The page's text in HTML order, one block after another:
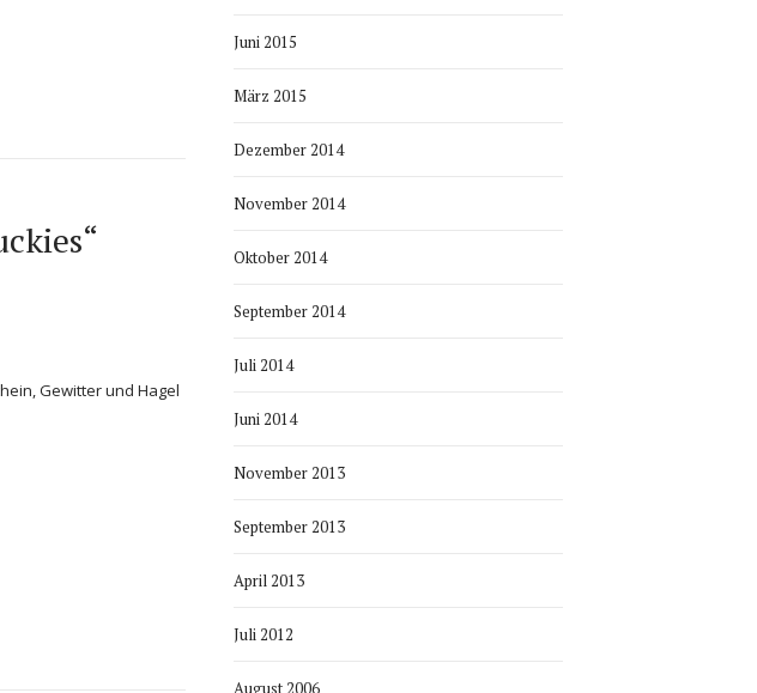
Gewitter und Hagel
Juni 2015
März 2015
Dezember 2014
November 2014
Oktober 2014
September 2014
Juli 2014
Juni 2014
November 2013
September 2013
April 2013
Juli 2012
August 2006